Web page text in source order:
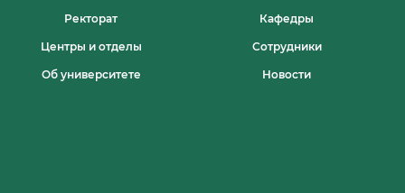
Ректорат Кафедры
Центры и отделы Сотрудники
Об университете Новости